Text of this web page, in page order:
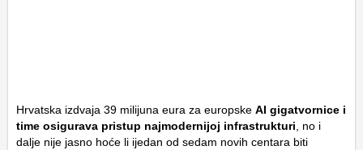
Hrvatska izdvaja 39 milijuna eura za europske AI gigatvornice i
time osigurava pristup najmodernijoj infrastrukturi , no i
dalje nije jasno hoće li ijedan od sedam novih centara biti